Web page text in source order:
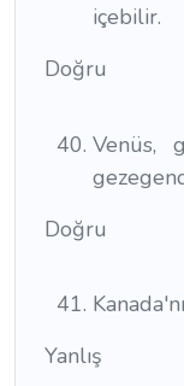
içebilir.
Doğru
Venüs,
Doğru
Yanlış